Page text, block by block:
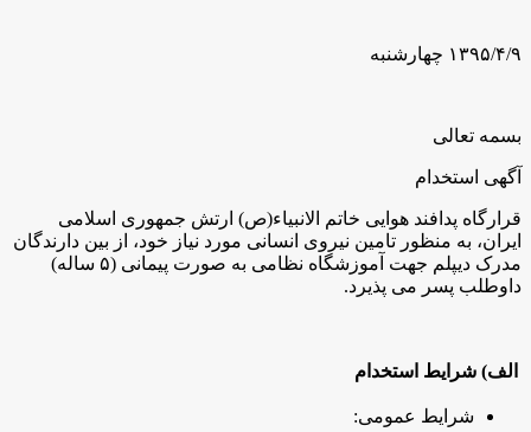
۱۳۹۵/۴/۹ چهارشنبه
بسمه تعالی
آگهی استخدام
قرارگاه پدافند هوایی خاتم الانبیاء(ص) ارتش جمهوری اسلامی
ایران، به منظور تامین نیروی انسانی مورد نیاز خود، از بین دارندگان
مدرک دیپلم جهت آموزشگاه نظامی به صورت پیمانی (۵ ساله)
داوطلب پسر می پذیرد.
الف) شرایط استخدام
شرایط عمومی: